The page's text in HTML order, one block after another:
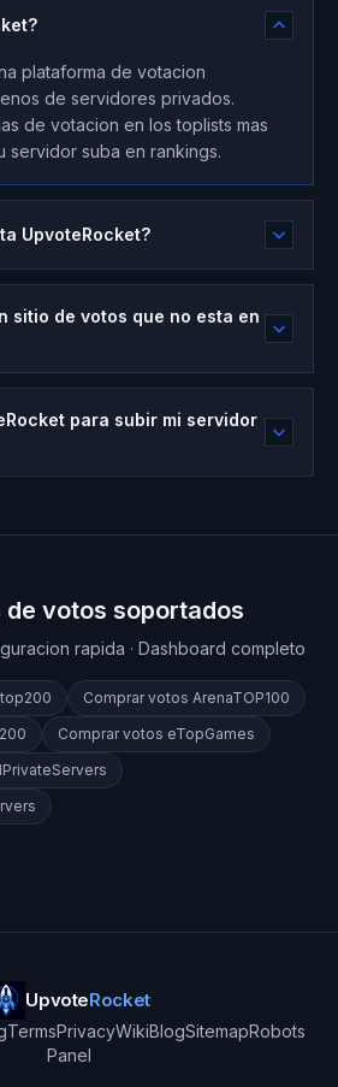
plataforma de votacion
de servidores privados.
de votacion en los toplists mas
servidor suba en rankings.
UpvoteRocket?
sitio de votos que no esta en
para subir mi servidor
de votos soportados
rapida · Dashboard completo
Comprar votos ArenaTOP100
Comprar votos eTopGames
UpvoteRocket
TermsPrivacyWikiBlogSitemapRobots
Panel